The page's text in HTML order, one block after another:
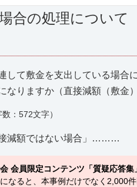
合の処理について
て敷金を支出している場合
なりますか（直接減額（敷金
：572文字）
減額ではない場合」………
会員限定コンテンツ「質疑応答
になると、本事例だけでなく2,000